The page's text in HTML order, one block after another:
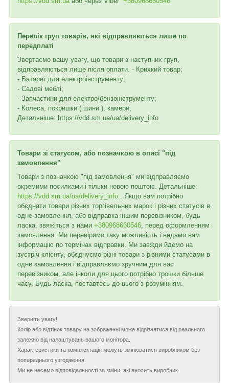
Перелік груп товарів, які відправляються лише по
передплаті
Звертаємо вашу увагу, що товари з наступних груп,
відправляються лише після оплати. - Крихкий товар;
- Батареї для електроінструменту;
- Садові меблі;
- Запчастини для електро/бензоінструменту;
- Колеса, покришки ( шини ), камери;
Детальніше: https://vdd.sm.ua/ua/delivery_info
Товари зі статусом, або позначкою в описі "під
замовлення"
Товари з позначкою "під замовлення" ми відправляємо
окремими посилками і тільки новою поштою. Детальніше:
https://vdd.sm.ua/ua/delivery_info . Якщо вам потрібно
обєднати товари різних торгівельних марок і різних статусів в
одне замовлення, або відправка іншим перевізником, будь
ласка, звяжіться з нами +380968660546 , перед оформленням
замовлення. Ми перевіримо таку можливість і надамо вам
інформацію по термінах відправки. Ми завжди йдемо на
зустріч клієнту, обєднуємо різні товари з різними статусами в
одне замовлення і відправляємо зручним для вас
перевізником, але інколи для цього потрібно трошки більше
часу. Будь ласка, поставтесь до цього з розумінням.
Зверніть увагу!
Колір або відтінок товару на зображенні може відрізнятися від реального
залежно від налаштувань вашого монітора.
Характеристики та комплектація можуть змінюватися виробником без
попереднього узгодження.
Ми не несемо відповідальності за зміни, які вносить виробник.